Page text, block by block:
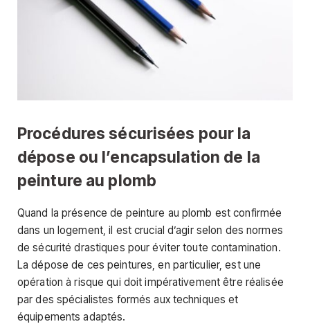
Procédures sécurisées pour la
dépose ou l’encapsulation de la
peinture au plomb
Quand la présence de peinture au plomb est confirmée
dans un logement, il est crucial d’agir selon des normes
de sécurité drastiques pour éviter toute contamination.
La dépose de ces peintures, en particulier, est une
opération à risque qui doit impérativement être réalisée
par des spécialistes formés aux techniques et
équipements adaptés.